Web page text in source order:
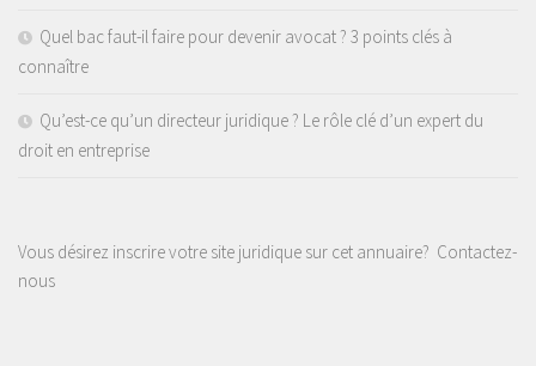
Quel bac faut-il faire pour devenir avocat ? 3 points clés à
connaître
Qu’est-ce qu’un directeur juridique ? Le rôle clé d’un expert du
droit en entreprise
Vous désirez inscrire votre site juridique sur cet annuaire? Contactez-
nous